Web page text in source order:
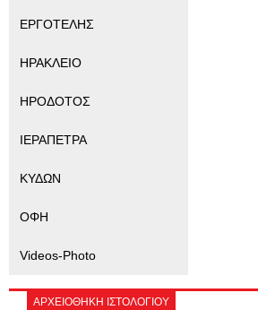
ΕΡΓΟΤΕΛΗΣ
ΗΡΑΚΛΕΙΟ
ΗΡΟΔΟΤΟΣ
ΙΕΡΑΠΕΤΡΑ
ΚΥΔΩΝ
ΟΦΗ
Videos-Photo
ΑΡΧΕΙΟΘΗΚΗ ΙΣΤΟΛΟΓΙΟΥ